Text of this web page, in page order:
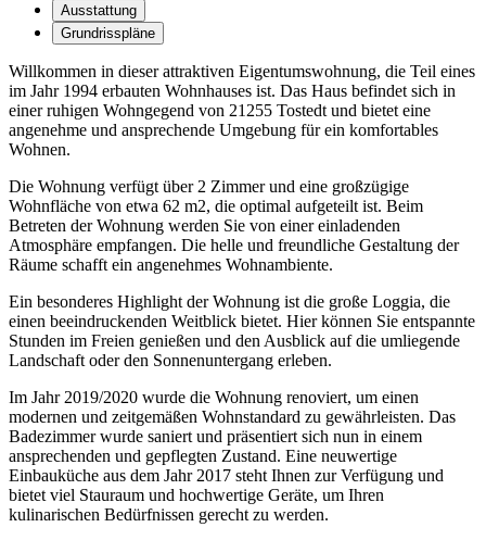
Ausstattung
Grundrisspläne
Willkommen in dieser attraktiven Eigentumswohnung, die Teil eines
im Jahr 1994 erbauten Wohnhauses ist. Das Haus befindet sich in
einer ruhigen Wohngegend von 21255 Tostedt und bietet eine
angenehme und ansprechende Umgebung für ein komfortables
Wohnen.
Die Wohnung verfügt über 2 Zimmer und eine großzügige
Wohnfläche von etwa 62 m2, die optimal aufgeteilt ist. Beim
Betreten der Wohnung werden Sie von einer einladenden
Atmosphäre empfangen. Die helle und freundliche Gestaltung der
Räume schafft ein angenehmes Wohnambiente.
Ein besonderes Highlight der Wohnung ist die große Loggia, die
einen beeindruckenden Weitblick bietet. Hier können Sie entspannte
Stunden im Freien genießen und den Ausblick auf die umliegende
Landschaft oder den Sonnenuntergang erleben.
Im Jahr 2019/2020 wurde die Wohnung renoviert, um einen
modernen und zeitgemäßen Wohnstandard zu gewährleisten. Das
Badezimmer wurde saniert und präsentiert sich nun in einem
ansprechenden und gepflegten Zustand. Eine neuwertige
Einbauküche aus dem Jahr 2017 steht Ihnen zur Verfügung und
bietet viel Stauraum und hochwertige Geräte, um Ihren
kulinarischen Bedürfnissen gerecht zu werden.